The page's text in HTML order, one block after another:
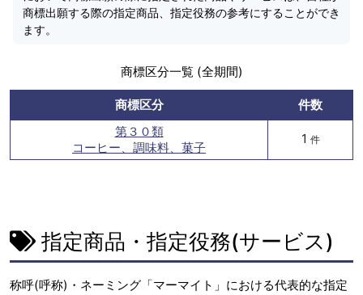
商標出願する際の指定商品、指定役務の参考にすることができ
ます。
商標区分一覧 (全期間)
商標区分
件数
第３０類
コーヒー、調味料、菓子
1 件
指定商品・指定役務(サービス)
称呼(呼称)・ネーミング「マーマイト」における代表的な指定